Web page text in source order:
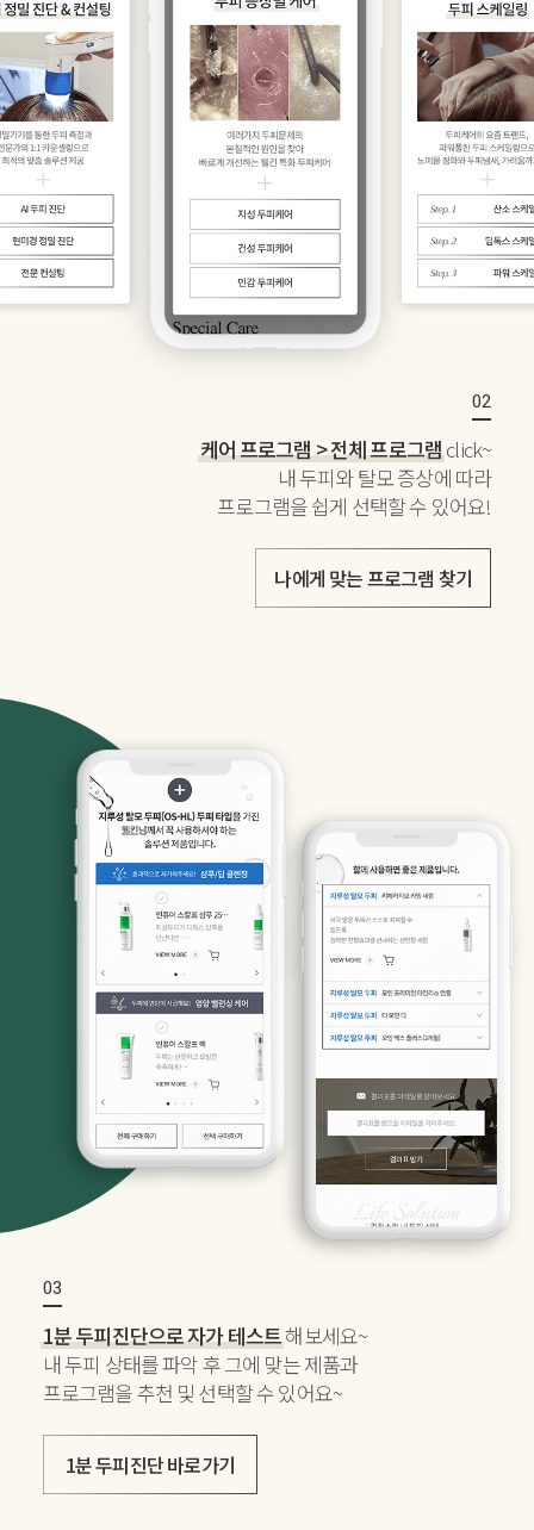
케어 프로그램 > 전체 프로그램click~
내 두피와 탈모 증상에 따라
프로그램을 쉽게 선택할 수 있어요!
나에게 맞는 프로그램 찾기
1분 두피진단으로 자가 테스트해보세요~
내 두피 상태를 파악 후 그에 맞는 제품과
프로그램을 추천 및 선택할 수 있어요~
1분 두피진단 바로가기